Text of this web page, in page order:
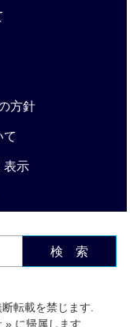
方針
て
表示
検 索
転載を禁じます.
» に帰属します.